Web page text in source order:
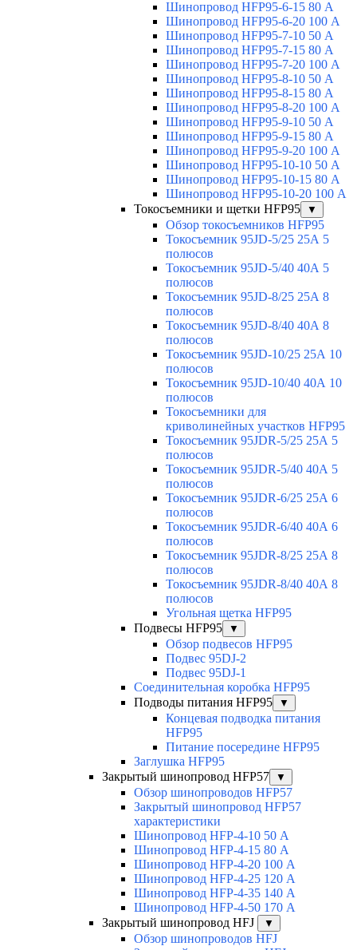
Шинопровод HFP95-6-15 80 А
Шинопровод HFP95-6-20 100 А
Шинопровод HFP95-7-10 50 А
Шинопровод HFP95-7-15 80 А
Шинопровод HFP95-7-20 100 А
Шинопровод HFP95-8-10 50 А
Шинопровод HFP95-8-15 80 А
Шинопровод HFP95-8-20 100 А
Шинопровод HFP95-9-10 50 А
Шинопровод HFP95-9-15 80 А
Шинопровод HFP95-9-20 100 А
Шинопровод HFP95-10-10 50 А
Шинопровод HFP95-10-15 80 А
Шинопровод HFP95-10-20 100 А
Токосъемники и щетки HFP95
▼
Обзор токосъемников HFP95
Токосъемник 95JD-5/25 25А 5
полюсов
Токосъемник 95JD-5/40 40А 5
полюсов
Токосъемник 95JD-8/25 25А 8
полюсов
Токосъемник 95JD-8/40 40А 8
полюсов
Токосъемник 95JD-10/25 25А 10
полюсов
Токосъемник 95JD-10/40 40А 10
полюсов
Токосъемники для
криволинейных участков HFP95
Токосъемник 95JDR-5/25 25А 5
полюсов
Токосъемник 95JDR-5/40 40А 5
полюсов
Токосъемник 95JDR-6/25 25А 6
полюсов
Токосъемник 95JDR-6/40 40А 6
полюсов
Токосъемник 95JDR-8/25 25А 8
полюсов
Токосъемник 95JDR-8/40 40А 8
полюсов
Угольная щетка HFP95
Подвесы HFP95
▼
Обзор подвесов HFP95
Подвес 95DJ-2
Подвес 95DJ-1
Соединительная коробка HFP95
Подводы питания HFP95
▼
Концевая подводка питания
HFP95
Питание посередине HFP95
Заглушка HFP95
Закрытый шинопровод HFP57
▼
Обзор шинопроводов HFP57
Закрытый шинопровод HFP57
характеристики
Шинопровод HFP-4-10 50 А
Шинопровод HFP-4-15 80 А
Шинопровод HFP-4-20 100 А
Шинопровод HFP-4-25 120 А
Шинопровод HFP-4-35 140 А
Шинопровод HFP-4-50 170 А
Закрытый шинопровод HFJ
▼
Обзор шинопроводов HFJ